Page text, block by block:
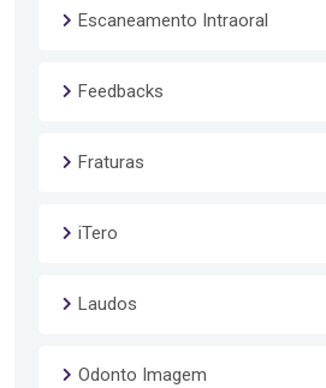
Escaneamento Intraoral
Feedbacks
Fraturas
iTero
Laudos
Odonto Imagem